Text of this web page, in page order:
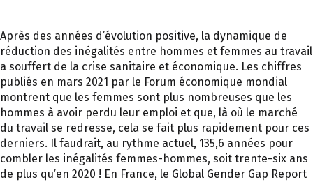
Après des années d’évolution positive, la dynamique de
réduction des inégalités entre hommes et femmes au travail
a souffert de la crise sanitaire et économique. Les chiffres
publiés en mars 2021 par le Forum économique mondial
montrent que les femmes sont plus nombreuses que les
hommes à avoir perdu leur emploi et que, là où le marché
du travail se redresse, cela se fait plus rapidement pour ces
derniers. Il faudrait, au rythme actuel, 135,6 années pour
combler les inégalités femmes-hommes, soit trente-six ans
de plus qu’en 2020 ! En France, le Global Gender Gap Report